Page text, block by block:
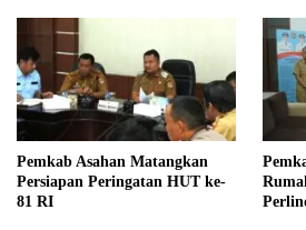
Pemkab Asahan Matangkan
Persiapan Peringatan HUT ke-
81 RI